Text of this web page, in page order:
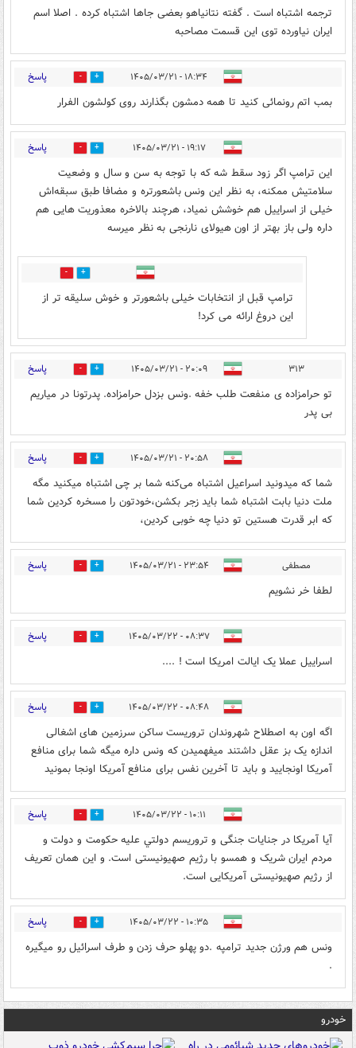
ترجمه اشتباه است . گفته نتانیاهو بعضی جاها اشتباه کرده . اصلا اسم
ایران نیاورده توی این قسمت مصاحبه
۱۸:۳۴ - ۱۴۰۵/۰۳/۲۱ 1 پاسخ
بمب اتم رونمائی کنید تا همه دمشون بگذارند روی کولشون الفرار
۱۹:۱۷ - ۱۴۰۵/۰۳/۲۱ 0 پاسخ
این ترامپ اگر زود سقط شه که با توجه به سن و سال و وضعیت
سلامتیش ممکنه، به نظر این ونس باشعورتره و مضافا طبق سبقه‌اش
خیلی از اسراییل هم خوشش نمیاد، هرچند بالاخره معذوریت هایی هم
داره ولی باز بهتر از اون هیولای نارنجی به نظر میرسه
0
ترامپ قبل از انتخابات خیلی باشعورتر و خوش سلیقه تر از
این دروغ ارائه می کرد!
۳۱۳ ۲۰:۰۹ - ۱۴۰۵/۰۳/۲۱ 1 پاسخ
تو حرامزاده ی منفعت طلب خفه .ونس بزدل حرامزاده. پدرتونا در میاریم
بی پدر
۲۰:۵۸ - ۱۴۰۵/۰۳/۲۱ 0 پاسخ
شما که میدونید اسراعیل اشتباه می‌کنه شما بر چی اشتباه میکنید مگه
ملت دنیا بابت اشتباه شما باید زجر بکشن،خودتون را مسخره کردین شما
که ابر قدرت هستین تو دنیا چه خوبی کردین،
مصطفی ۲۳:۵۴ - ۱۴۰۵/۰۳/۲۱ 2 پاسخ
لطفا خر نشویم
۰۸:۳۷ - ۱۴۰۵/۰۳/۲۲ 0 پاسخ
اسراییل عملا یک ایالت امریکا است ! ....
۰۸:۴۸ - ۱۴۰۵/۰۳/۲۲ 0 پاسخ
اگه اون به اصطلاح شهروندان تروریست ساکن سرزمین های اشغالی
اندازه یک بز عقل داشتند میفهمیدن که ونس داره میگه شما برای منافع
آمریکا اونجایید و باید تا آخرین نفس برای منافع آمریکا اونجا بمونید
۱۰:۱۱ - ۱۴۰۵/۰۳/۲۲ 0 پاسخ
آيا آمریکا در جنایات جنگی و تروریسم دولتي علیه حکومت و دولت و
مردم ایران شریک و همسو با رژیم صهیونیستی است. و این همان تعریف
از رژیم صهیونیستی آمریکایی است.
۱۰:۳۵ - ۱۴۰۵/۰۳/۲۲ 0 پاسخ
ونس هم ورژن جدید ترامپه .دو پهلو حرف زدن و طرف اسرائیل رو میگیره
.
خودرو